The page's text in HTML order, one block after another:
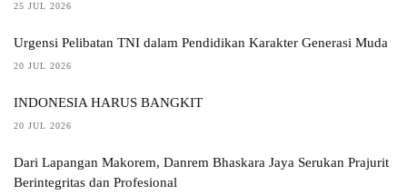
25 JUL 2026
Urgensi Pelibatan TNI dalam Pendidikan Karakter Generasi Muda
20 JUL 2026
INDONESIA HARUS BANGKIT
20 JUL 2026
Dari Lapangan Makorem, Danrem Bhaskara Jaya Serukan Prajurit
Berintegritas dan Profesional